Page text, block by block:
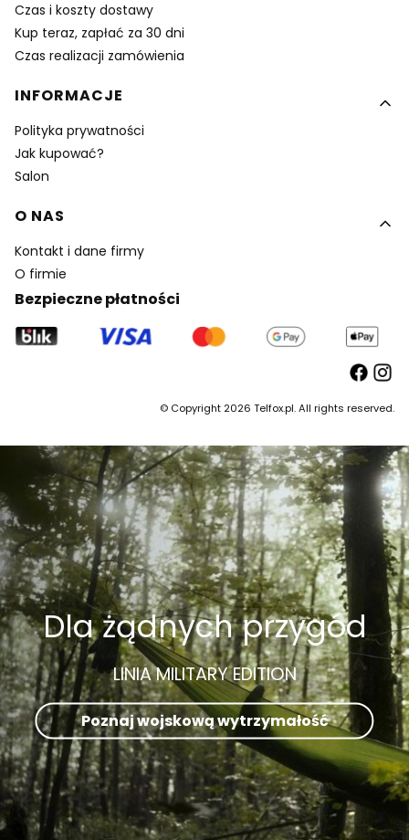
Czas i koszty dostawy
Kup teraz, zapłać za 30 dni
Czas realizacji zamówienia
INFORMACJE
Polityka prywatności
Jak kupować?
Salon
O NAS
Kontakt i dane firmy
O firmie
Bezpieczne płatności
© Copyright 2026 Telfox.pl. All rights reserved.
Dla żądnych przygód
LINIA MILITARY EDITION
Poznaj wojskową wytrzymałość